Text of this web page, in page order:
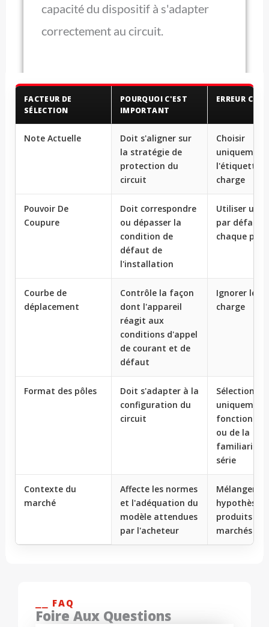
capacité du dispositif à s'adapter
correctement au circuit.
FACTEUR DE
SÉLECTION
POURQUOI C'EST
IMPORTANT
ERREUR
Note Actuelle
Doit s'aligner sur
la stratégie de
protection du
circuit
Choisir
l'étiquette
charge
Pouvoir De
Coupure
Doit correspondre
ou dépasser la
condition de
défaut de
l'installation
Utiliser une
par défaut
chaque
Courbe de
déplacement
Contrôle la façon
dont l'appareil
réagit aux
conditions d'appel
de courant et de
défaut
Ignorer le
charge
Format des pôles
Doit s'adapter à la
configuration du
circuit
Sélectionner
fonction du
ou de la
familiarité
série
Contexte du
marché
Affecte les normes
et l'adéquation du
modèle attendues
par l'acheteur
Mélanger les
hypothèses
produits
marchés
⎯⎯ FAQ
Foire Aux Questions